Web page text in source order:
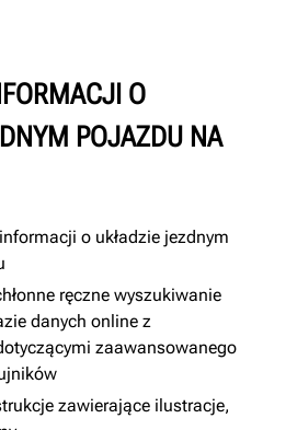
O
POJAZDU NA
o układzie jezdnym
ręczne wyszukiwanie
danych online z
zaawansowanego
zawierające ilustracje,